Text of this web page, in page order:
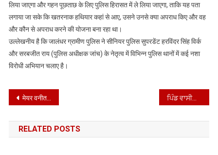
लिया जाएगा और गहन पूछताछ के लिए पुलिस हिरासत में ले लिया जाएगा, ताकि यह पता
लगाया जा सके कि खतरनाक हथियार कहां से आए, उसने उनसे क्या अपराध किए और वह
और कौन से अपराध करने की योजना बना रहा था।
उल्लेखनीय है कि जालंधर ग्रामीण पुलिस ने सीनियर पुलिस सुपरडेंट हरविंदर सिंह विर्क
और सरबजीत राय (पुलिस अधीक्षक जांच) के नेतृत्व में विभिन्न पुलिस थानों में कई नशा
विरोधी अभियान चलाए है।
Post
navigation
मेयर वनीत धीर, वरिष्ठ उपमहापौर बलबीर सिंह ढिल्लों और कमिश्नर गौतम जैन ने जालंधर बार एसोसिएशन का दौरा किया ਪਿੰਡ ਵਾਸੀਆਂ ਦਾ ਨਸ਼ਾ ਮੁਕਤੀ ਮੁਹਿੰਮ ਵਿੱਚ ਸਾਥ ਮੰਗਿਆ
RELATED POSTS